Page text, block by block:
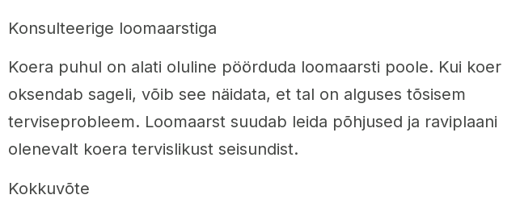
Konsulteerige loomaarstiga
Koera puhul on alati oluline pöörduda loomaarsti poole. Kui koer
oksendab sageli, võib see näidata, et tal on alguses tõsisem
terviseprobleem. Loomaarst suudab leida põhjused ja raviplaani
olenevalt koera tervislikust seisundist.
Kokkuvõte